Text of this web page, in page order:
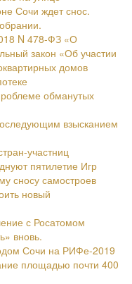
Сочи ждет снос.
N 478-ФЗ «О
закон «Об участии
домов
обманутых
взысканием
участниц
пятилетие Игр
сносу самостроев
новый
с Росатомом
вновь.
Сочи на РИФе-2019
площадью почти 400